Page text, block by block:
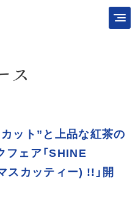
ス
ット”と上品な紅茶の
ェア「SHINE
スカッティー) !!」開